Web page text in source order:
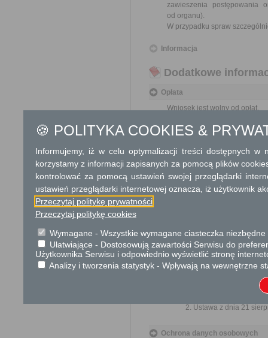
zawieszenia postępowania
od organu).
W przypadku spraw
Informacja
Dodatkowe
Opłata
Wniosek jest wolny od opłat.
Tryb odwoławczy
Brak
Skargi i wnioski
Przedmiotem skargi może
usprawnienie pracy i
Organ właściwy dla
miesiąca.
Ustawa z dnia 21
Ochrona danych osobowych
🍪 POLITYKA COOKIES &
Informujemy, iż w celu optymalizacji treści dostępnych w
korzystamy z informacji zapisanych za pomocą plików
kontrolować za pomocą ustawień swojej przeglądarki
ustawień przeglądarki internetowej oznacza, iż użytkownik
Przeczytaj politykę prywatności
Przeczytaj politykę cookies
Wymagane - Wszystkie wymagane ciasteczka
Ułatwiające - Dostosowują zawartości Serwisu do
Użytkownika Serwisu i odpowiednio wyświetlić stronę
Analizy i tworzenia statystyk - Wpływają na wewnętrzne